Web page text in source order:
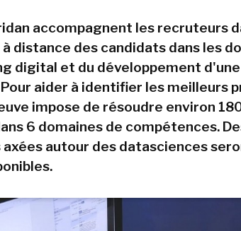
accompagnent les recruteurs
distance des candidats dans les
digital et du développement
aider à identifier les meilleurs
impose de résoudre environ
6 domaines de compétences.
autour des datasciences